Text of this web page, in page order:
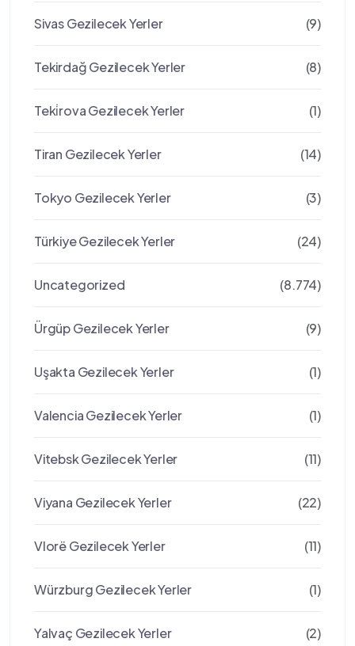
Sivas Gezilecek Yerler (9)
Tekirdağ Gezilecek Yerler (8)
Teki̇rova Gezilecek Yerler (1)
Tiran Gezilecek Yerler (14)
Tokyo Gezilecek Yerler (3)
Türkiye Gezilecek Yerler (24)
Uncategorized (8.774)
Ürgüp Gezilecek Yerler (9)
Uşakta Gezilecek Yerler (1)
Valencia Gezilecek Yerler (1)
Vitebsk Gezilecek Yerler (11)
Viyana Gezilecek Yerler (22)
Vlorë Gezilecek Yerler (11)
Würzburg Gezilecek Yerler (1)
Yalvaç Gezilecek Yerler (2)